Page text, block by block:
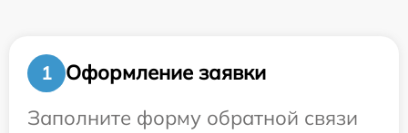
1
Оформление заявки
Заполните форму обратной связи